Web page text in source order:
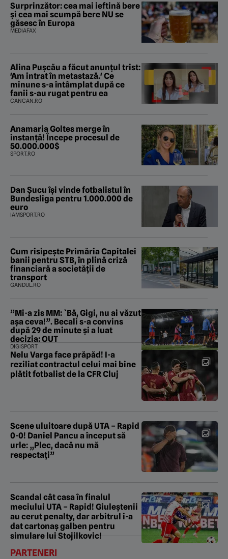
Surprinzător: cea mai ieftină bere
și cea mai scumpă bere NU se
găsesc în Europa
MEDIAFAX
Alina Pușcău a făcut anunțul trist:
'Am intrat în metastază.' Ce
minune s-a întâmplat după ce
fanii s-au rugat pentru ea
CANCAN.RO
Anamaria Goltes merge în
instanță! Începe procesul de
50.000.000$
SPORT.RO
Dan Șucu își vinde fotbalistul în
Bundesliga pentru 1.000.000 de
euro
IAMSPORT.RO
Cum risipește Primăria Capitalei
banii pentru STB, în plină criză
financiară a societății de
transport
GANDUL.RO
”Mi-a zis MM: `Bă, Gigi, nu ai văzut
așa ceva!”. Becali s-a convins
după 29 de minute și a luat
decizia: OUT
DIGISPORT
Nelu Varga face prăpăd! I-a
reziliat contractul celui mai bine
plătit fotbalist de la CFR Cluj
Scene uluitoare după UTA – Rapid
0-0! Daniel Pancu a început să
urle: „Plec, dacă nu mă
respectați”
Scandal cât casa în finalul
meciului UTA – Rapid! Giuleștenii
au cerut penalty, dar arbitrul i-a
dat cartonaș galben pentru
simulare lui Stojilkovic!
PARTENERI